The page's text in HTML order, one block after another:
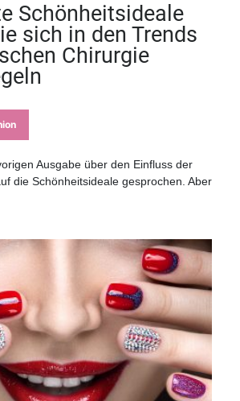
Schönheitsideale
sich in den Trends
Chirurgie
Ausgabe über den Einfluss der
die Schönheitsideale gesprochen. Aber